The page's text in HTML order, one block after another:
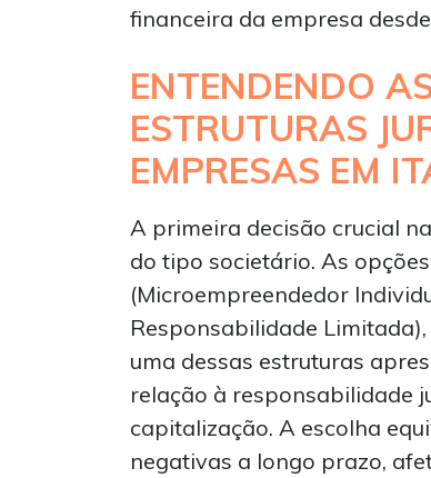
financeira da empresa
ENTENDENDO
ESTRUTURAS
EMPRESAS EM
A primeira decisão crucial
do tipo societário. As
(Microempreendedor
Responsabilidade
uma dessas estruturas
relação à responsabilidade
capitalização. A escolha
negativas a longo prazo,